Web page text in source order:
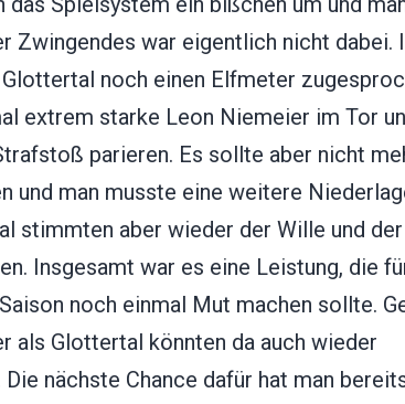
Zwingendes war eigentlich nicht dabei.
noch einen Elfmeter
extrem starke Leon Niemeier im Tor
parieren. Es sollte aber nicht
und man musste eine weitere
stimmten aber wieder der Wille und der
Insgesamt war es eine Leistung, die
noch einmal Mut machen sollte.
als Glottertal könnten da auch wieder
nächste Chance dafür hat man